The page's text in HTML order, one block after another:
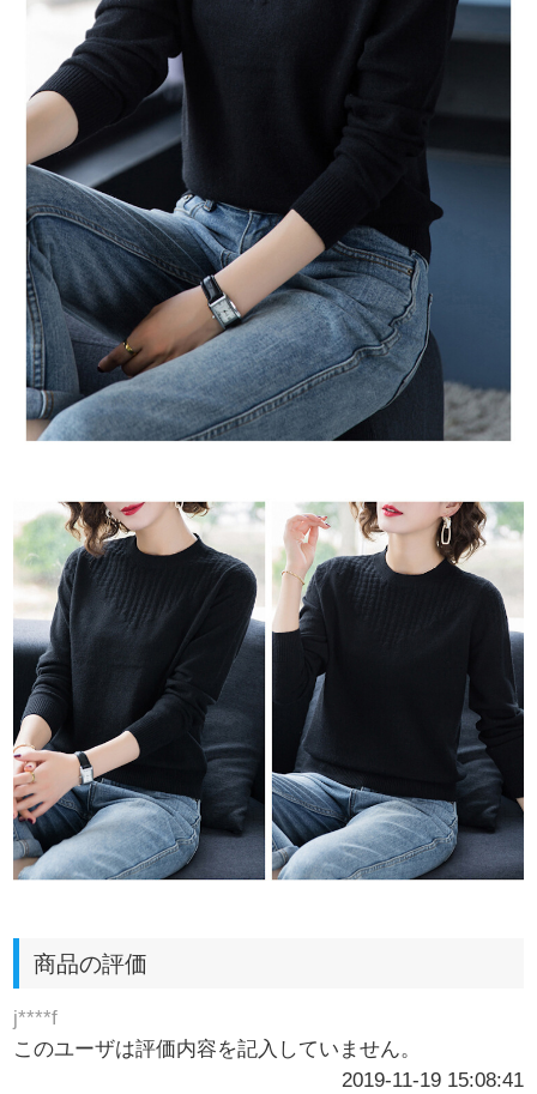
商品の評価
j****f
このユーザは評価内容を記入していません。
2019-11-19 15:08:41